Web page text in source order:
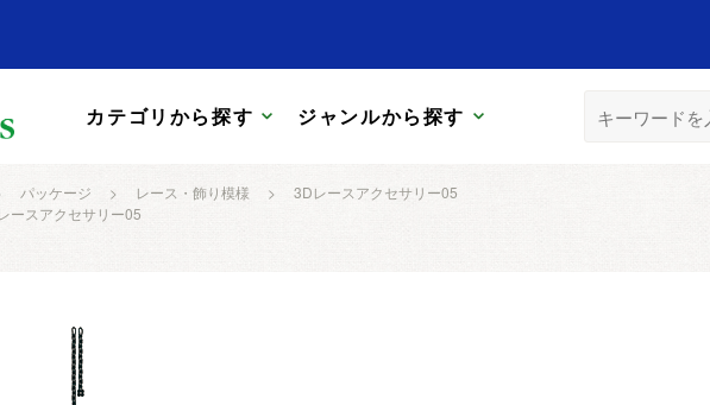
カテゴリから探す ジャンルから探す
パッケージ > レース・飾り模様 >
3Dレースアクセサリー05
ースアクセサリー05